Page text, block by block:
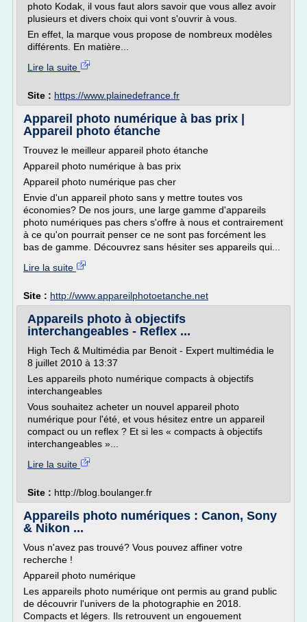
photo Kodak, il vous faut alors savoir que vous allez avoir
plusieurs et divers choix qui vont s'ouvrir à vous.
En effet, la marque vous propose de nombreux modèles
différents. En matière...
Lire la suite
Site : https://www.plainedefrance.fr
Appareil photo numérique à bas prix |
Appareil photo étanche
Trouvez le meilleur appareil photo étanche
Appareil photo numérique à bas prix
Appareil photo numérique pas cher
Envie d'un appareil photo sans y mettre toutes vos
économies? De nos jours, une large gamme d'appareils
photo numériques pas chers s'offre à nous et contrairement
à ce qu'on pourrait penser ce ne sont pas forcément les
bas de gamme. Découvrez sans hésiter ses appareils qui...
Lire la suite
Site : http://www.appareilphotoetanche.net
Appareils photo à objectifs
interchangeables - Reflex ...
High Tech & Multimédia par Benoit - Expert multimédia le
8 juillet 2010 à 13:37
Les appareils photo numérique compacts à objectifs
interchangeables
Vous souhaitez acheter un nouvel appareil photo
numérique pour l'été, et vous hésitez entre un appareil
compact ou un reflex ? Et si les « compacts à objectifs
interchangeables »...
Lire la suite
Site : http://blog.boulanger.fr
Appareils photo numériques : Canon, Sony
& Nikon ...
Vous n'avez pas trouvé? Vous pouvez affiner votre
recherche !
Appareil photo numérique
Les appareils photo numérique ont permis au grand public
de découvrir l'univers de la photographie en 2018.
Compacts et légers. Ils retrouvent un engouement